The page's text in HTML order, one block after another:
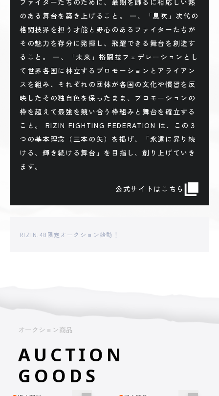
のある舞台を築き上げること。 一、「息吹」次代の
格闘技界を担う才能と野心のあるファイターたちが
その魅力を存分に発揮し、飛躍できる舞台を創造す
ること。 一、「未来」格闘技フェデレーションとし
て世界各国に林立するプロモーションとアライアン
スを組み、それぞれの団体が各国の文化や慣習を反
映したその独自色を保ったまま、プロモーションの
枠を超えて最強を競い合う枠組みと舞台を確立する
こと。 RIZIN FIGHTING FEDERATION は、この３
つの基本理念（三本の矢）を掲げ、「永遠に昇り続
ける、輝き続ける舞台」を目指し、創り上げていき
ます。
公式サイトはこちら
RIZIN.48限定オークション始動！
オークション商品
AUCTION
GOODS